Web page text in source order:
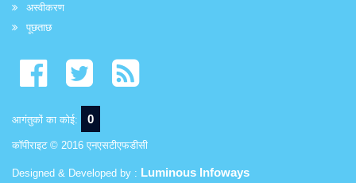
अस्वीकरण
पूछताछ
आगंतुकों का कोई: 0
कॉपीराइट © 2016 एनएसटीएफडीसी
Designed & Developed by : Luminous Infoways